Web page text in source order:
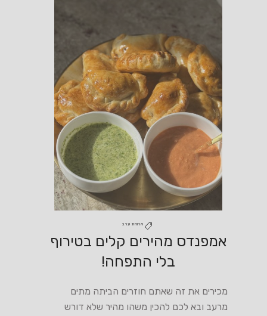
ארוחת ערב
אמפנדס מהירים קלים בטירוף
בלי התפחה!
מכירים את זה שאתם חוזרים הביתה מתים
מרעב ובא לכם להכין משהו מהיר שלא דורש